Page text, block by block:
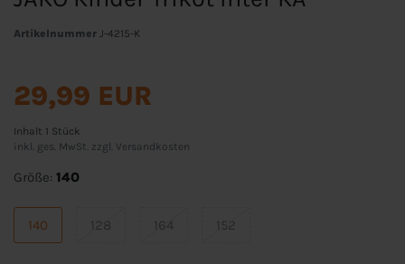
Artikelnummer J-4215-K
29,99 EUR
Inhalt 1 Stück
inkl. ges. MwSt. zzgl. Versandkosten
Größe: 140
140 128 164 152